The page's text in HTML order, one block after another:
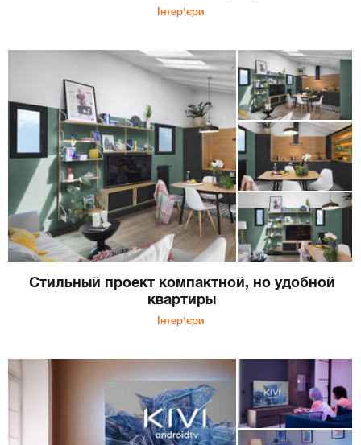
Інтер'єри
Стильный проект компактной, но удобной
квартиры
Інтер'єри